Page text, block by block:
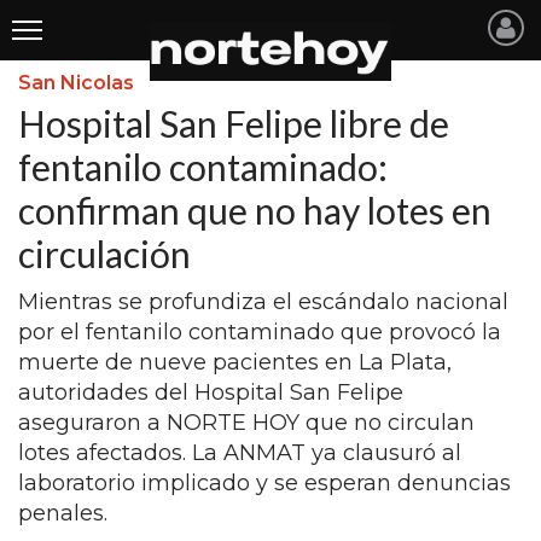
Últimas
Noticias
INICIO
NOTICIAS RECIENTES
SAN NICOLAS
RAMALLO
SAN PEDRO
PROVINCIA
PAIS
San Nicolas
Hospital San Felipe libre de
fentanilo contaminado:
confirman que no hay lotes en
circulación
Mientras se profundiza el escándalo nacional
por el fentanilo contaminado que provocó la
muerte de nueve pacientes en La Plata,
autoridades del Hospital San Felipe
aseguraron a NORTE HOY que no circulan
lotes afectados. La ANMAT ya clausuró al
laboratorio implicado y se esperan denuncias
penales.